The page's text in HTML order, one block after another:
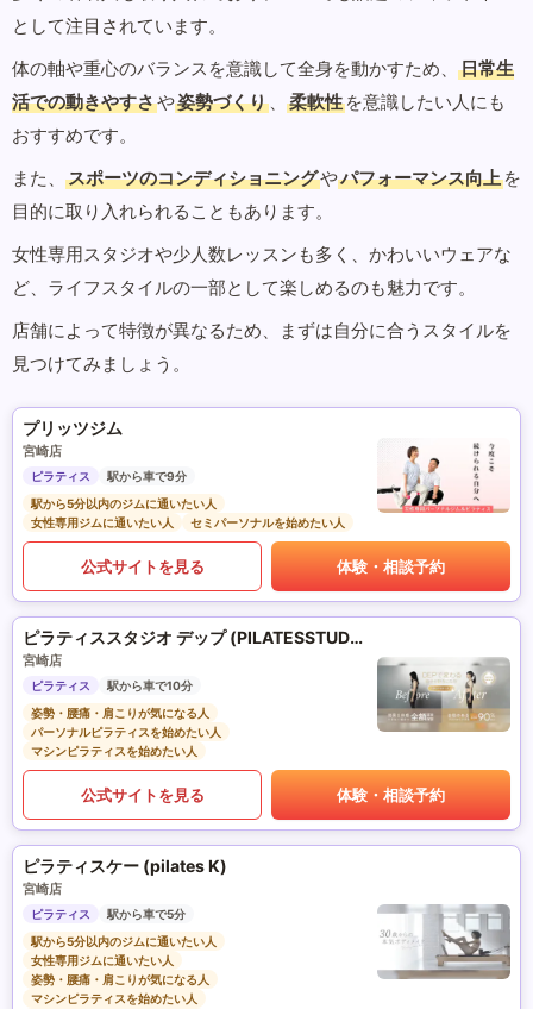
として注目されています。
体の軸や重心のバランスを意識して全身を動かすため、
日常生
活での動きやすさや姿勢づくり 、 柔軟性 を意識したい人にも
おすすめです。
また、
スポーツのコンディショニングやパフォーマンス向上 を
目的に取り入れられることもあります。
女性専用スタジオや少人数レッスンも多く、かわいいウェアな
ど、ライフスタイルの一部として楽しめるのも魅力です。
店舗によって特徴が異なるため、まずは自分に合うスタイルを
見つけてみましょう。
プリッツジム
宮崎店
ピラティス
駅から車で9分
駅から5分以内のジムに通いたい人
女性専用ジムに通いたい人
セミパーソナルを始めたい人
公式サイトを見る 体験・相談予約
ピラティススタジオ デップ (PILATESSTUDIO DEP)
宮崎店
ピラティス
駅から車で10分
姿勢・腰痛・肩こりが気になる人
パーソナルピラティスを始めたい人
マシンピラティスを始めたい人
公式サイトを見る 体験・相談予約
ピラティスケー (pilates K)
宮崎店
ピラティス
駅から車で5分
駅から5分以内のジムに通いたい人
女性専用ジムに通いたい人
姿勢・腰痛・肩こりが気になる人
マシンピラティスを始めたい人